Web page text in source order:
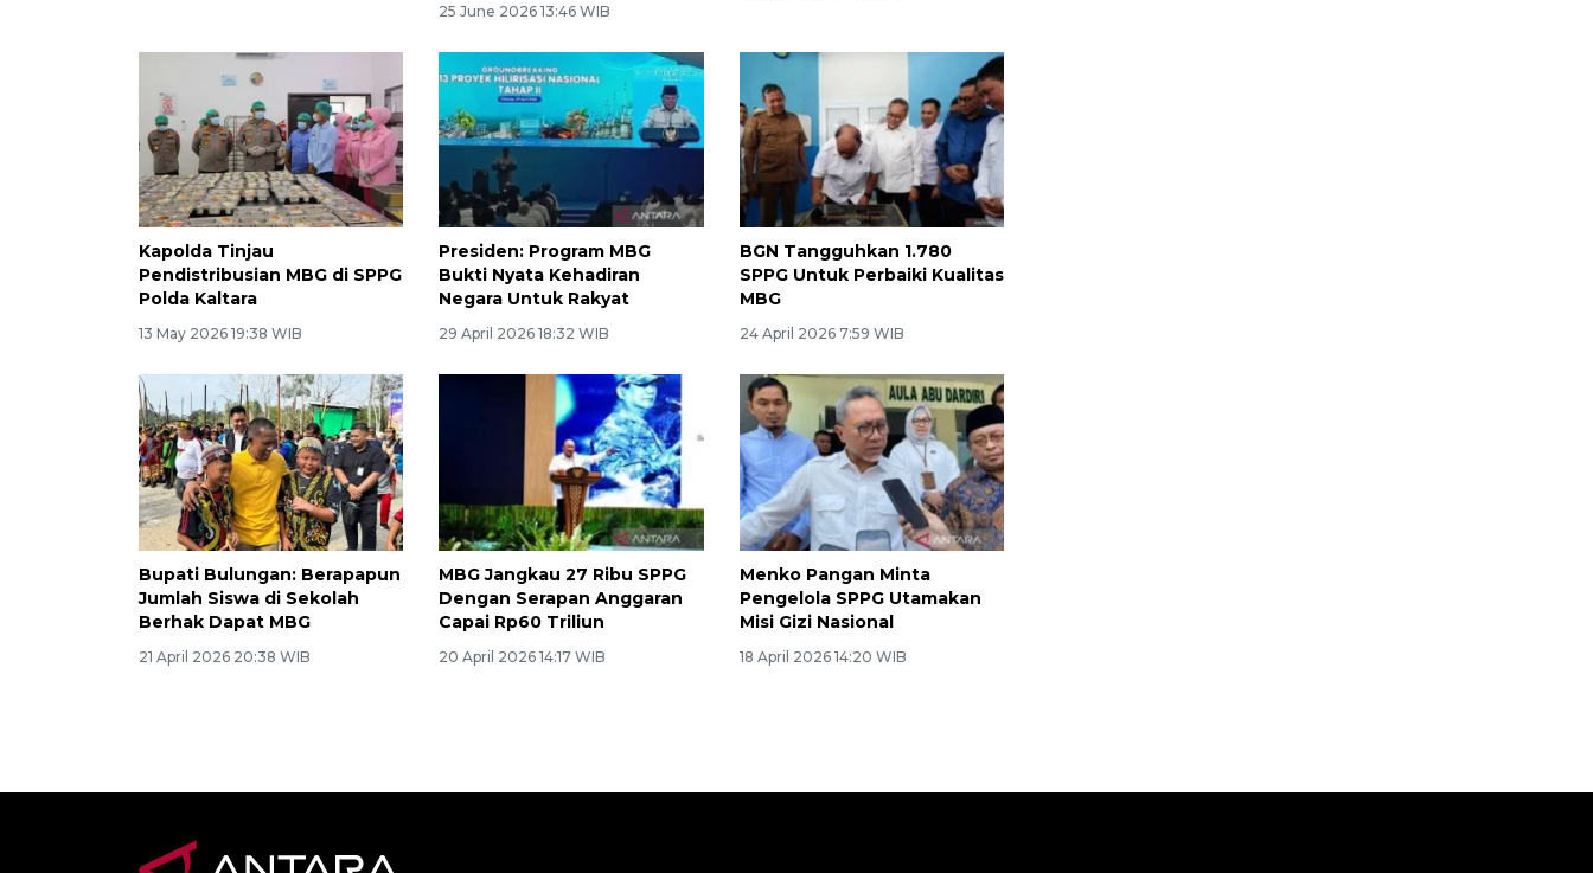
25 June 2026 13:46 WIB
Kapolda Tinjau
Pendistribusian MBG di SPPG
Polda Kaltara
13 May 2026 19:38 WIB
Presiden: Program MBG
Bukti Nyata Kehadiran
Negara Untuk Rakyat
29 April 2026 18:32 WIB
BGN Tangguhkan 1.780
SPPG Untuk Perbaiki Kualitas
MBG
24 April 2026 7:59 WIB
Bupati Bulungan: Berapapun
Jumlah Siswa di Sekolah
Berhak Dapat MBG
21 April 2026 20:38 WIB
MBG Jangkau 27 Ribu SPPG
Dengan Serapan Anggaran
Capai Rp60 Triliun
20 April 2026 14:17 WIB
Menko Pangan Minta
Pengelola SPPG Utamakan
Misi Gizi Nasional
18 April 2026 14:20 WIB